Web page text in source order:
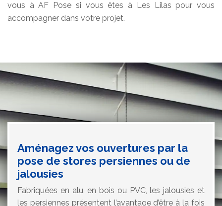
vous à AF Pose si vous êtes à Les Lilas pour vous
accompagner dans votre projet.
Aménagez vos ouvertures par la
pose de stores persiennes ou de
jalousies
Fabriquées en alu, en bois ou PVC, les jalousies et
les persiennes présentent l’avantage d’être à la fois